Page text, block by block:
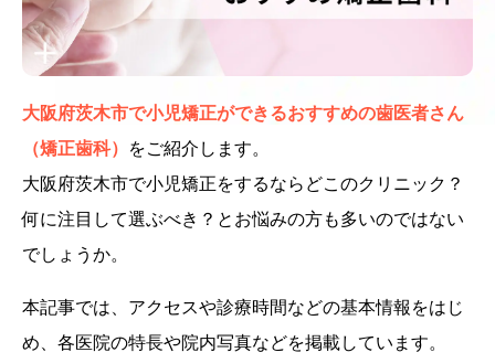
大阪府茨木市で小児矯正ができるおすすめの歯医者さん
（矯正歯科） をご紹介します。
大阪府茨木市で小児矯正をするならどこのクリニック？
何に注目して選ぶべき？とお悩みの方も多いのではない
でしょうか。
本記事では、アクセスや診療時間などの基本情報をはじ
め、各医院の特長や院内写真などを掲載しています。